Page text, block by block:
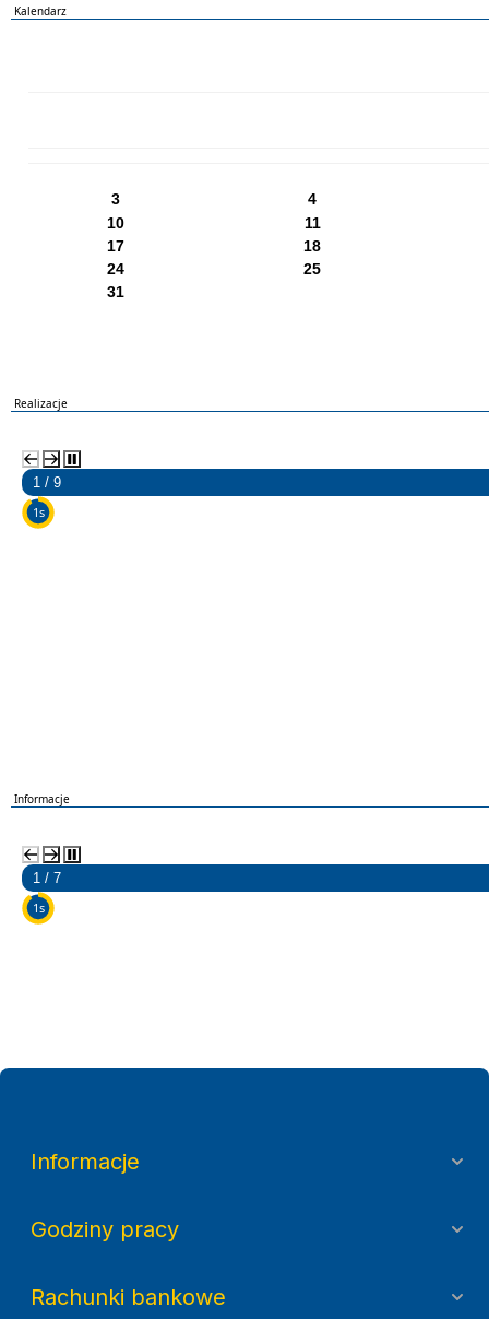
Kalendarz
3
4
10
11
17
18
24
25
31
Realizacje
2 / 9
5s
Informacje
2 / 7
5s
Informacje
Godziny pracy
Rachunki bankowe